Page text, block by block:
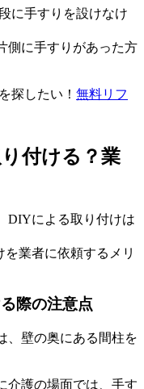
に手すりを設けなけ
側に手すりがあった方
探したい！ 無料リフ
付ける？業
DIYによる取り付けは
業者に依頼するメリ
際の注意点
、壁の奥にある間柱を
介護の場面では、手す